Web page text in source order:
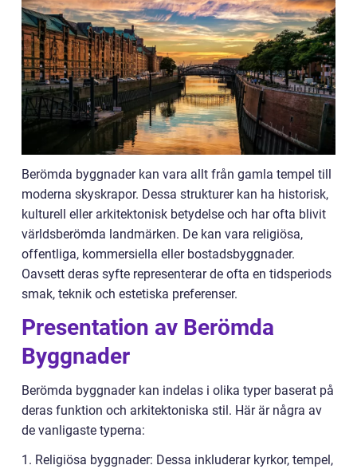
Berömda byggnader kan vara allt från gamla tempel till
moderna skyskrapor. Dessa strukturer kan ha historisk,
kulturell eller arkitektonisk betydelse och har ofta blivit
världsberömda landmärken. De kan vara religiösa,
offentliga, kommersiella eller bostadsbyggnader.
Oavsett deras syfte representerar de ofta en tidsperiods
smak, teknik och estetiska preferenser.
Presentation av Berömda
Byggnader
Berömda byggnader kan indelas i olika typer baserat på
deras funktion och arkitektoniska stil. Här är några av
de vanligaste typerna:
1. Religiösa byggnader: Dessa inkluderar kyrkor, tempel,